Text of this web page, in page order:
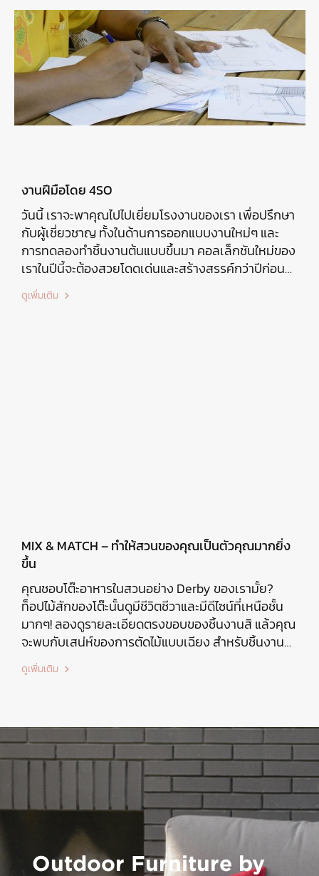
งานฝีมือโดย 4SO
วันนี้ เราจะพาคุณไปไปเยี่ยมโรงงานของเรา เพื่อปรึกษา
กับผู้เชี่ยวชาญ ทั้งในด้านการออกแบบงานใหม่ๆ และ
การทดลองทำชิ้นงานต้นแบบขึ้นมา คอลเล็กชันใหม่ของ
เราในปีนี้จะต้องสวยโดดเด่นและสร้างสรรค์กว่าปีก่อนๆ
อย่างแน่นอน นี่คือเป้าหมายที่เรามีตลอดทุกครั้งที่เรา
ทำงาน
ดูเพิ่มเติม
MIX & MATCH – ทำให้สวนของคุณเป็นตัวคุณมากยิ่ง
ขึ้น
คุณชอบโต๊ะอาหารในสวนอย่าง Derby ของเรามั้ย?
ท็อปไม้สักของโต๊ะนั้นดูมีชีวิตชีวาและมีดีไซน์ที่เหนือชั้น
มากๆ! ลองดูรายละเอียดตรงขอบของชิ้นงานสิ แล้วคุณ
จะพบกับเสน่ห์ของการตัดไม้แบบเฉียง สำหรับชิ้นงานนี้
คุณสามารถเลือกได้ทั้งแบบขาโต๊ะที่เป็นไม้สัก หรือจะเป็น
แบบฐานแอนทราไซต์ที่ทำมากจากอลูมิเนียมก็ได้เช่นกัน
ดูเพิ่มเติม
Outdoor Furniture by